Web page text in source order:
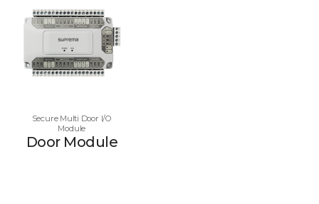
Secure Multi Door I/O
Module
Door Module